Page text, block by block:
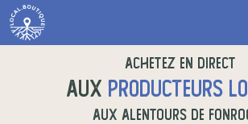
Achetez en direct
auxproducteurs
aux alentours de